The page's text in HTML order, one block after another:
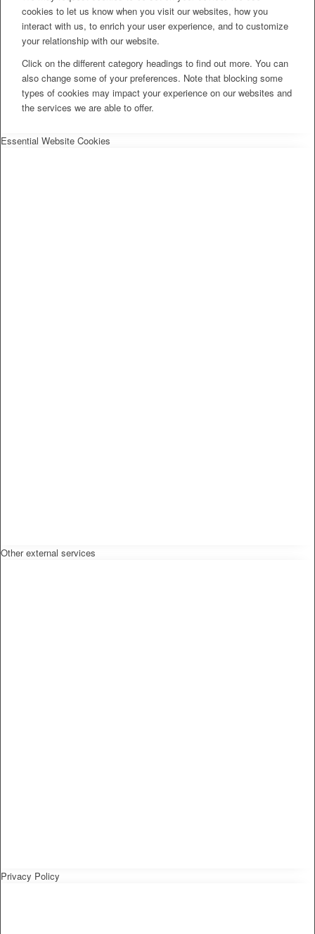
cookies to let us know when you visit our websites, how you
interact with us, to enrich your user experience, and to customize
your relationship with our website.
Click on the different category headings to find out more. You can
also change some of your preferences. Note that blocking some
types of cookies may impact your experience on our websites and
the services we are able to offer.
Essential Website Cookies
Other external services
Privacy Policy